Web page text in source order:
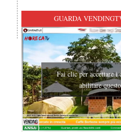
GUARDA
Fai clic per accettare i
abilitare